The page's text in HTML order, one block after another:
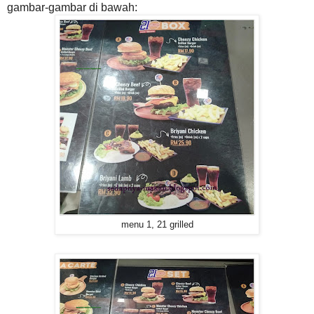
gambar-gambar di bawah:
menu 1, 21 grilled